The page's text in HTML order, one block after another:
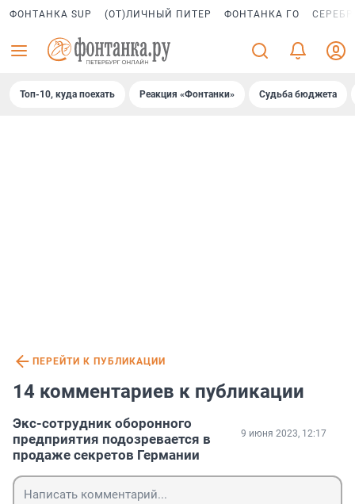
ФОНТАНКА SUP (ОТ)ЛИЧНЫЙ ПИТЕР ФОНТАНКА ГО
Топ-10, куда поехать Реакция «Фонтанки» Судьба бюджета
ПЕРЕЙТИ К ПУБЛИКАЦИИ
14 комментариев к публикации
Экс-сотрудник оборонного
предприятия подозревается в
продаже секретов Германии
9 июня 2023, 12:17